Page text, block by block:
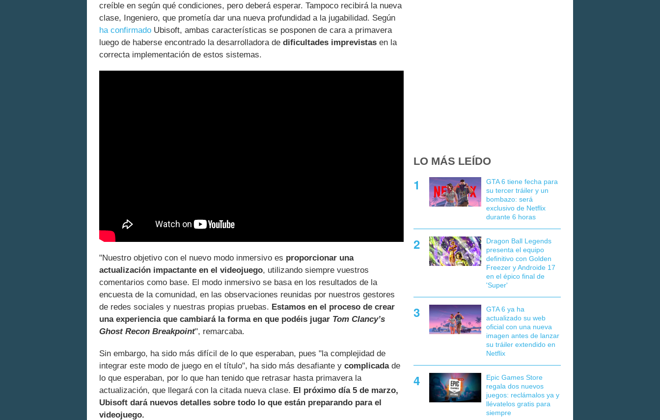
creíble en según qué condiciones, pero deberá esperar. Tampoco recibirá la nueva
clase, Ingeniero, que prometía dar una nueva profundidad a la jugabilidad. Según
ha confirmado Ubisoft, ambas características se posponen de cara a primavera
luego de haberse encontrado la desarrolladora de dificultades imprevistas en la
correcta implementación de estos sistemas.
"Nuestro objetivo con el nuevo modo inmersivo es proporcionar una
actualización impactante en el videojuego, utilizando siempre vuestros
comentarios como base. El modo inmersivo se basa en los resultados de la
encuesta de la comunidad, en las observaciones reunidas por nuestros gestores
de redes sociales y nuestras propias pruebas. Estamos en el proceso de crear
una experiencia que cambiará la forma en que podéis jugar Tom Clancy’s
Ghost Recon Breakpoint", remarcaba.
Sin embargo, ha sido más difícil de lo que esperaban, pues "la complejidad de
integrar este modo de juego en el título", ha sido más desafiante y complicadade
lo que esperaban, por lo que han tenido que retrasar hasta primavera la
actualización, que llegará con la citada nueva clase. El próximo día 5 de marzo,
Ubisoft dará nuevos detalles sobre todo lo que están preparando para el
videojuego.
LO MÁS LEÍDO
GTA 6 tiene fecha para
su tercer tráiler y un
bombazo: será
exclusivo de Netflix
durante 6 horas
Dragon Ball Legends
presenta el equipo
definitivo con Golden
Freezer y Androide 17
en el épico final de
'Super'
GTA 6 ya ha
actualizado su web
oficial con una nueva
imagen antes de lanzar
su tráiler extendido en
Netflix
Epic Games Store
regala dos nuevos
juegos: reclámalos ya y
llévatelos gratis para
siempre